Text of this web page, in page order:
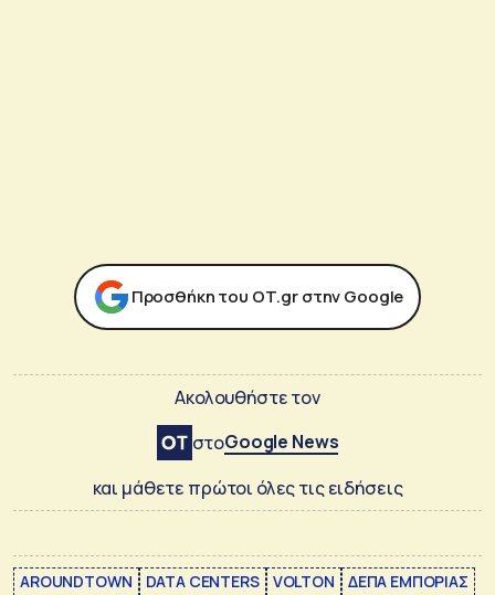
Προσθήκη του ΟΤ.gr στην Google
Ακολουθήστε τον
στοGoogle News
και μάθετε πρώτοι όλες τις ειδήσεις
AROUNDTOWN DATA CENTERS VOLTON ΔΕΠΑ ΕΜΠΟΡΙΑΣ